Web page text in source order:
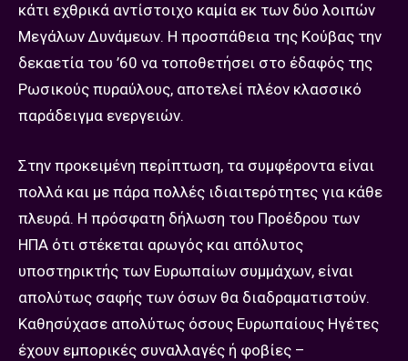
κάτι εχθρικά αντίστοιχο καμία εκ των δύο λοιπών
Μεγάλων Δυνάμεων. Η προσπάθεια της Κούβας την
δεκαετία του ’60 να τοποθετήσει στο έδαφός της
Ρωσικούς πυραύλους, αποτελεί πλέον κλασσικό
παράδειγμα ενεργειών.
Στην προκειμένη περίπτωση, τα συμφέροντα είναι
πολλά και με πάρα πολλές ιδιαιτερότητες για κάθε
πλευρά. Η πρόσφατη δήλωση του Προέδρου των
ΗΠΑ ότι στέκεται αρωγός και απόλυτος
υποστηρικτής των Ευρωπαίων συμμάχων, είναι
απολύτως σαφής των όσων θα διαδραματιστούν.
Καθησύχασε απολύτως όσους Ευρωπαίους Ηγέτες
έχουν εμπορικές συναλλαγές ή φοβίες –